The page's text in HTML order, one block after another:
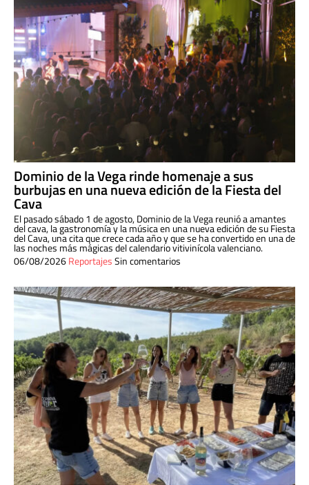
Dominio de la Vega rinde homenaje a sus
burbujas en una nueva edición de la Fiesta del
Cava
El pasado sábado 1 de agosto, Dominio de la Vega reunió a amantes
del cava, la gastronomía y la música en una nueva edición de su Fiesta
del Cava, una cita que crece cada año y que se ha convertido en una de
las noches más mágicas del calendario vitivinícola valenciano.
06/08/2026ReportajesSin comentarios